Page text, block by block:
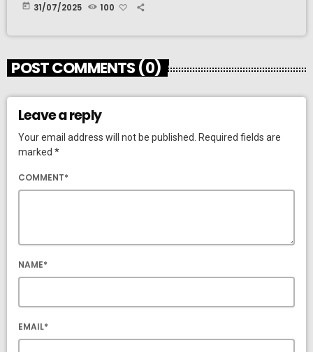
today 31/07/2025 100
POST COMMENTS (0)
Leave a reply
Your email address will not be published. Required fields are
marked *
COMMENT*
NAME*
EMAIL*